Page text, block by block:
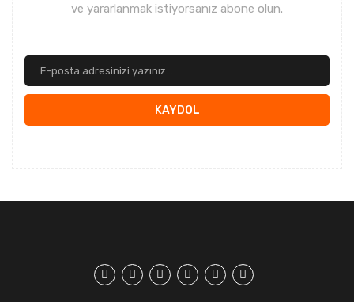
ve yararlanmak istiyorsanız abone olun.
KAYDOL